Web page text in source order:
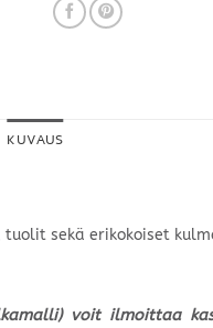
KUVAUS
sekä erikokoiset
voit ilmoittaa